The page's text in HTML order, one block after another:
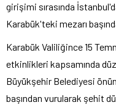
girişimi sırasında
Karabük'teki mezarı
Karabük Valiliğince 15
etkinlikleri kapsamında
Büyükşehir Belediyesi
başından vurularak şehit